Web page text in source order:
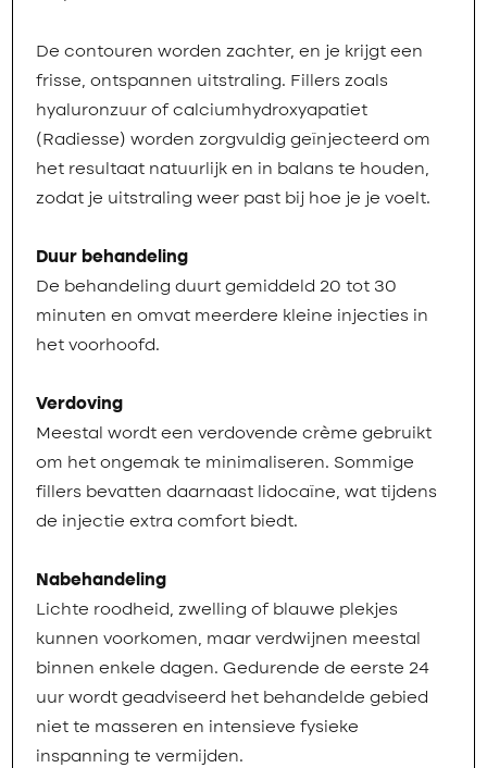
De contouren worden zachter, en je krijgt een
frisse, ontspannen uitstraling. Fillers zoals
hyaluronzuur of calciumhydroxyapatiet
(Radiesse) worden zorgvuldig geïnjecteerd om
het resultaat natuurlijk en in balans te houden,
zodat je uitstraling weer past bij hoe je je voelt.
Duur behandeling
De behandeling duurt gemiddeld 20 tot 30
minuten en omvat meerdere kleine injecties in
het voorhoofd.
Verdoving
Meestal wordt een verdovende crème gebruikt
om het ongemak te minimaliseren. Sommige
fillers bevatten daarnaast lidocaïne, wat tijdens
de injectie extra comfort biedt.
Nabehandeling
Lichte roodheid, zwelling of blauwe plekjes
kunnen voorkomen, maar verdwijnen meestal
binnen enkele dagen. Gedurende de eerste 24
uur wordt geadviseerd het behandelde gebied
niet te masseren en intensieve fysieke
inspanning te vermijden.